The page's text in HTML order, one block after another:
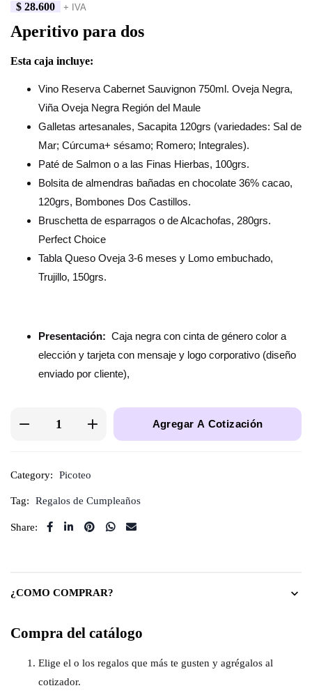
$ 28.600 + IVA
Aperitivo para dos
Esta caja incluye:
Vino Reserva Cabernet Sauvignon 750ml. Oveja Negra,
Viña Oveja Negra Región del Maule
Galletas artesanales, Sacapita 120grs (variedades: Sal de
Mar; Cúrcuma+ sésamo; Romero; Integrales).
Paté de Salmon o a las Finas Hierbas, 100grs.
Bolsita de almendras bañadas en chocolate 36% cacao,
120grs, Bombones Dos Castillos.
Bruschetta de esparragos o de Alcachofas, 280grs.
Perfect Choice
Tabla Queso Oveja 3-6 meses y Lomo embuchado,
Trujillo, 150grs.
Presentación: Caja negra con cinta de género color a
elección y tarjeta con mensaje y logo corporativo (diseño
enviado por cliente),
Agregar A Cotización
Category: Picoteo
Tag: Regalos de Cumpleaños
Share:
¿COMO COMPRAR?
Compra del catálogo
Elige el o los regalos que más te gusten y agrégalos al
cotizador.